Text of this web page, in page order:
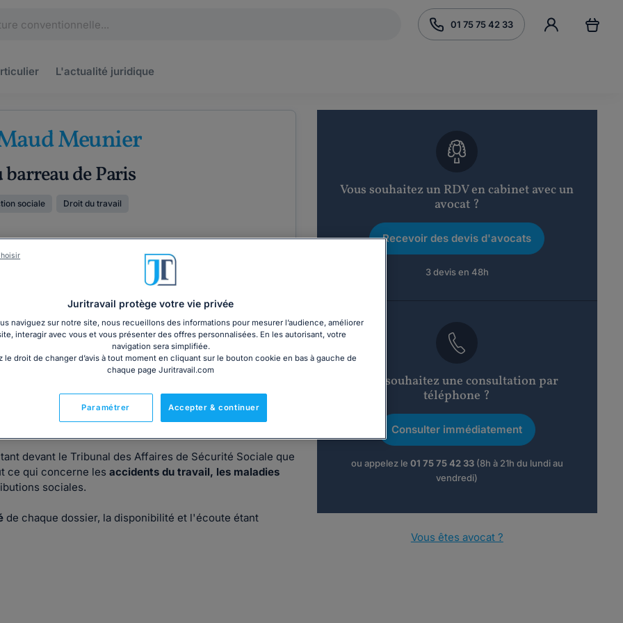
01 75 75 42 33
L'actualité juridique
Meunier
barreau de Paris
sociale Droit du travail
COORDONNÉES
des salariés, tant pour des problèmes liés à
négociation de rupture conventionnelle, harcèlement
de licenciement, rappels de salaire, résiliation du contrat
tant devant le Tribunal des Affaires de Sécurité Sociale que
ce qui concerne les accidents du travail, les maladies
sociales.
de chaque dossier, la disponibilité et l'écoute étant
Vous souhaitez un RDV en cabinet avec un
avocat ?
Recevoir des devis d'avocats
3 devis en 48h
Vous souhaitez une consultation par
téléphone ?
Consulter immédiatement
ou appelez le 01 75 75 42 33(8h à 21h du lundi au
vendredi)
Vous êtes avocat ?
Juritravail protège votre vie privée
naviguez sur notre site, nous recueillons des informations pour mesurer l’audience, améliorer
interagir avec vous et vous présenter des offres personnalisées. En les autorisant, votre
navigation sera simplifiée.
le droit de changer d’avis à tout moment en cliquant sur le bouton cookie en bas à gauche de
chaque page Juritravail.com
Accepter & continuer
Paramétrer